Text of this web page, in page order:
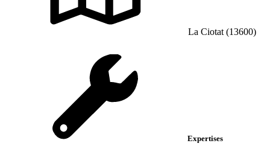
La Ciotat (13600)
Expertises